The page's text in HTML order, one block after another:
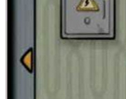
暗影逃脱汉化版本